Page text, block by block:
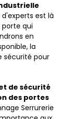
d'experts est là
porte qui
en
la
sécurité pour
de sécurité
des portes
Serrurerie